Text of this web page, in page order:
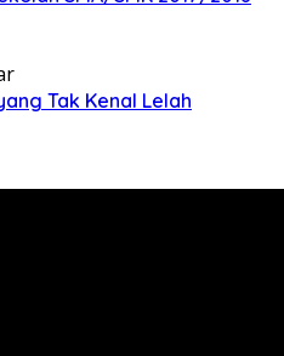
Tak Kenal Lelah